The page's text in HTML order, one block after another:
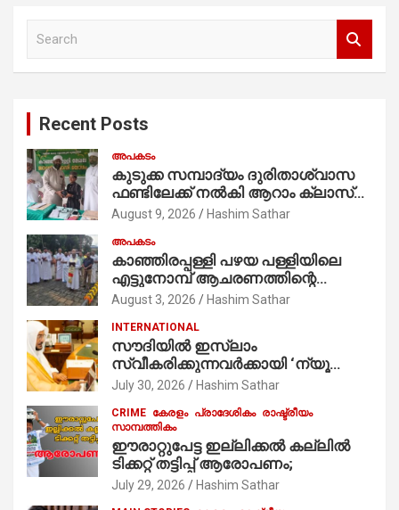
Recent Posts
അപകടം
കുടുക്ക സമ്പാദ്യം ദുരിതാശ്വാസ
ഫണ്ടിലേക്ക് നൽകി ആറാം ക്ലാസ്
വിദ്യാർത്ഥി അമാൻ
August 9, 2026 Hashim Sathar
അപകടം
കാഞ്ഞിരപ്പള്ളി പഴയ പള്ളിയിലെ
എട്ടുനോമ്പ് ആചരണത്തിന്റെ
ഭാഗമായുള്ള പന്തലിന്റെ കാൽനാട്ട്
കുര്യൻ താമരശ്ശേരി
നിർവഹിക്കുന്നു.
August 3, 2026 Hashim Sathar
INTERNATIONAL
സൗദിയില്‍ ഇസ്‌ലാം
സ്വീകരിക്കുന്നവര്‍ക്കായി ‘ന്യൂ
മുസ്ലിം’ ഡിജിറ്റല്‍ കാര്‍ഡ് സേവനം
July 30, 2026 Hashim Sathar
CRIME കേരളം പ്രാദേശികം രാഷ്ട്രീയം
സാമ്പത്തികം
ഈരാറ്റുപേട്ട ഇല്ലിക്കൽ കല്ലിൽ
ടിക്കറ്റ് തട്ടിപ്പ് ആരോപണം;
July 29, 2026 Hashim Sathar